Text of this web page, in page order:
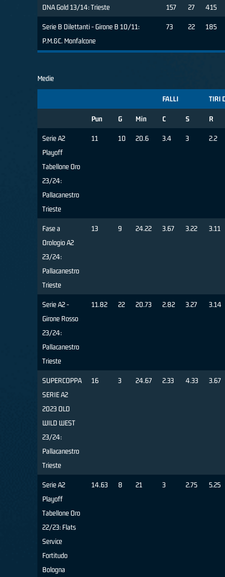
DNA Gold 13/14: Trieste 157 27 415
Serie B Dilettanti - Girone B 10/11:
P.M.&C. Monfalcone
73 22 185
Medie
FALLI TIRI
Pun G Min C S R
Serie A2
Playoff
Tabellone Oro
23/24:
Pallacanestro
Trieste
11 10 20.6 3.4 3 2.2
Fase a
Orologio A2
23/24:
Pallacanestro
Trieste
13 9 24.22 3.67 3.22 3.11
Serie A2 -
Girone Rosso
23/24:
Pallacanestro
Trieste
11.82 22 20.73 2.82 3.27 3.14
SUPERCOPPA
SERIE A2
2023 OLD
WILD WEST
23/24:
Pallacanestro
Trieste
16 3 24.67 2.33 4.33 3.67
Serie A2
Playoff
Tabellone Oro
22/23: Flats
Service
Fortitudo
Bologna
14.63 8 21 3 2.75 5.25